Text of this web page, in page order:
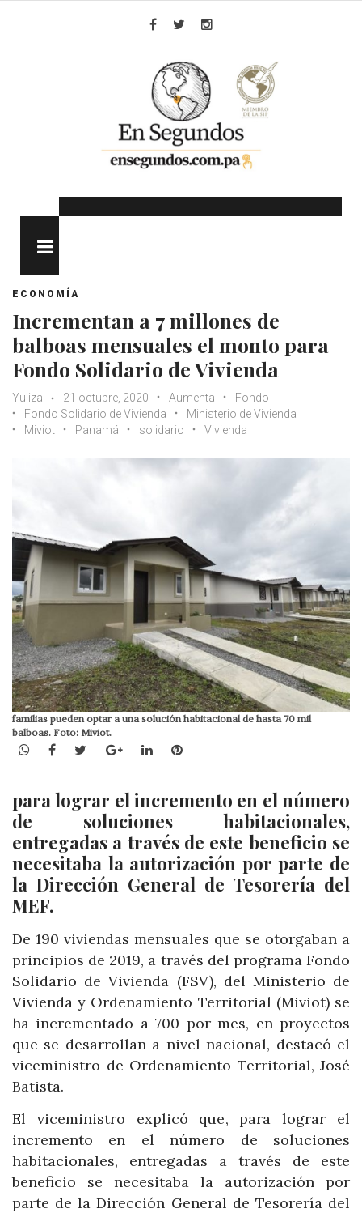
ECONOMÍA
Incrementan a 7 millones de
balboas mensuales el monto para
Fondo Solidario de Vivienda
Yuliza 21 octubre, 2020 Aumenta
Fondo
Fondo Solidario de Vivienda
Ministerio de Vivienda
Miviot
Panamá solidario Vivienda
familias pueden optar a una solución habitacional de hasta 70 mil
balboas. Foto: Miviot.
WhatsApp
Facebook
TwitterGoogle+LinkedInPinterest
para lograr el incremento en el número
de soluciones habitacionales,
entregadas a través de este beneficio se
necesitaba la autorización por parte de
la Dirección General de Tesorería del
MEF.
De 190 viviendas mensuales que se otorgaban a
principios de 2019, a través del programa Fondo
Solidario de Vivienda (FSV), del Ministerio de
Vivienda y Ordenamiento Territorial (Miviot) se
ha incrementado a 700 por mes, en proyectos
que se desarrollan a nivel nacional, destacó el
viceministro de Ordenamiento Territorial, José
Batista.
El viceministro explicó que, para lograr el
incremento en el número de soluciones
habitacionales, entregadas a través de este
beneficio se necesitaba la autorización por
parte de la Dirección General de Tesorería del